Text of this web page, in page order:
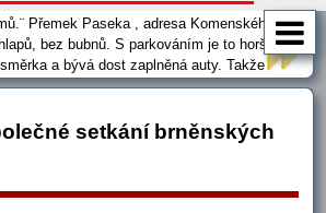
Přemek Paseka , adresa Komenského
bez bubnů. S parkováním je to horší. ul
a bývá dost zaplněná auty. Takže
ulici, nebo v okolních, ty bývají většinou
setkání brněnských